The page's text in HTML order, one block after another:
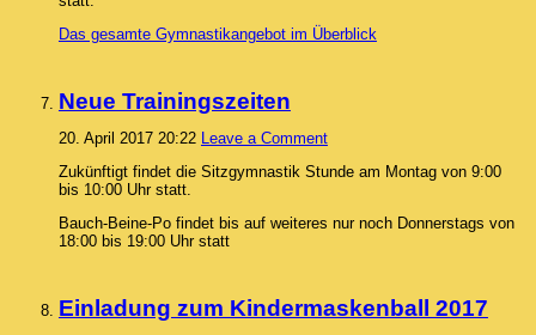
Das gesamte Gymnastikangebot im Überblick
Neue Trainingszeiten
20. April 2017 20:22 Leave a Comment
Zukünftigt findet die Sitzgymnastik Stunde am Montag von 9:00
bis 10:00 Uhr statt.
Bauch-Beine-Po findet bis auf weiteres nur noch Donnerstags von
18:00 bis 19:00 Uhr statt
Einladung zum Kindermaskenball 2017